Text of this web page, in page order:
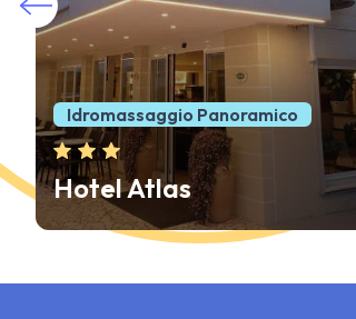
Direttamente sul Mare
Hotel Moderno Majestic